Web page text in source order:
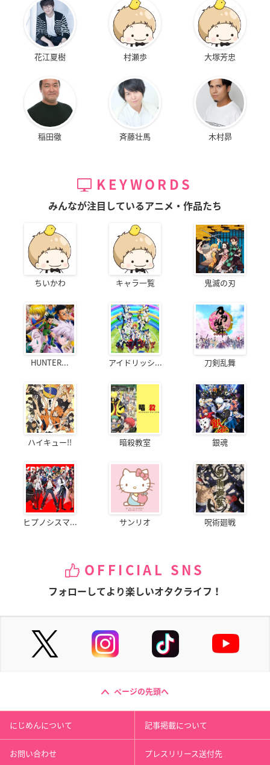
花江夏樹 村瀬歩 大塚芳忠
稲田徹 斉藤壮馬 木村昴
KEYWORDS
みんなが注目しているアニメ・作品たち
ちいかわ キャラ一覧 鬼滅の刃
HUNTER... アイドリッシ... 刀剣乱舞
ハイキュー!! 暗殺教室 銀魂
ヒプノシスマ... サンリオ 呪術廻戦
OFFICIAL SNS
フォローしてより楽しいオタクライフ！
ページの先頭へ
にじめんについて 記事掲載について
お問い合わせ プレスリリース送付先